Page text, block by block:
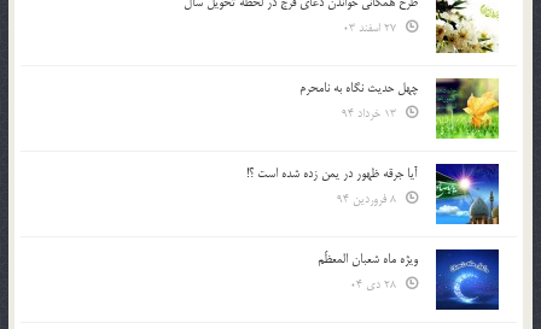
چهل حدیث نگاه به نامحرم
آیا جرقه ظهور در یمن زده شده است ؟!
ویژه ماه شعبان المعظّم